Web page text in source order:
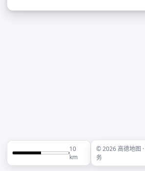
10
km
© 2026 高德地图
务